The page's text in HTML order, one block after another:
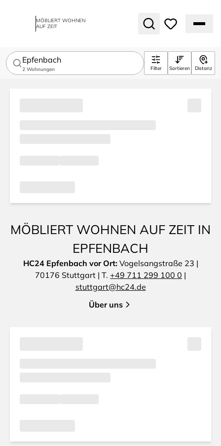
MÖBLIERT WOHNEN
AUF ZEIT
Epfenbach
2 Wohnungen Filter Sortieren Distanz
MÖBLIERT WOHNEN AUF ZEIT IN
EPFENBACH
HC24 Epfenbach vor Ort: Vogelsangstraße 23 |
70176 Stuttgart | T. +49 711 299 100 0 |
stuttgart@hc24.de
Über uns